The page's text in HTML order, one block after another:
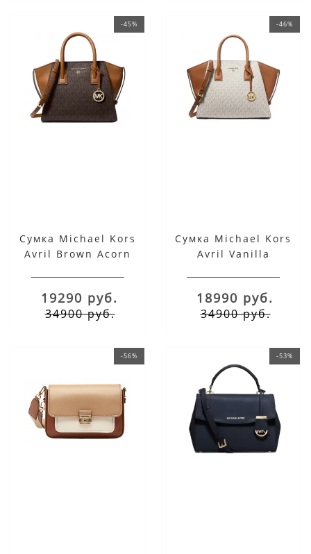
-45%
Сумка Michael Kors
Avril Brown Acorn
19290 руб.
34900 руб.
-46%
Сумка Michael Kors
Avril Vanilla
18990 руб.
34900 руб.
-56% -53%